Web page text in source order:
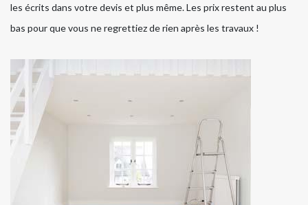
les écrits dans votre devis et plus même. Les prix restent au plus
bas pour que vous ne regrettiez de rien après les travaux !